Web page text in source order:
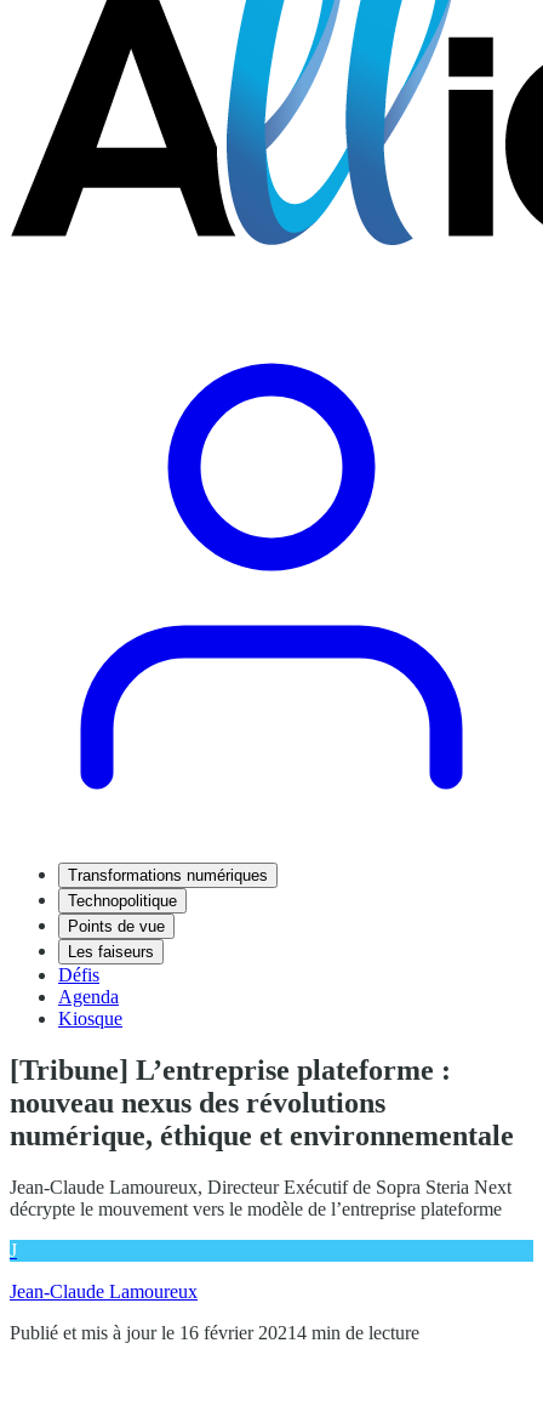
Transformations numériques
Technopolitique
Points de vue
Les faiseurs
Défis
Agenda
Kiosque
[Tribune] L’entreprise plateforme :
nouveau nexus des révolutions
numérique, éthique et environnementale
Jean-Claude Lamoureux, Directeur Exécutif de Sopra Steria Next
décrypte le mouvement vers le modèle de l’entreprise plateforme
J
Jean-Claude Lamoureux
Publié et mis à jour le 16 février 20214 min de lecture